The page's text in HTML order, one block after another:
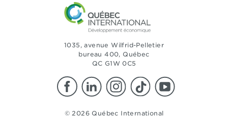
1035, avenue Wilfrid-Pelletier
bureau 400, Québec
QC G1W 0C5
© 2026 Québec International